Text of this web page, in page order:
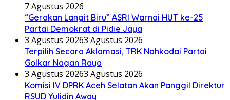
7 Agustus 2026
“Gerakan Langit Biru” ASRI Warnai HUT ke-25
Partai Demokrat di Pidie Jaya
3 Agustus 20263 Agustus 2026
Terpilih Secara Aklamasi, TRK Nahkodai Partai
Golkar Nagan Raya
3 Agustus 20263 Agustus 2026
Komisi IV DPRK Aceh Selatan Akan Panggil Direktur
RSUD Yulidin Away